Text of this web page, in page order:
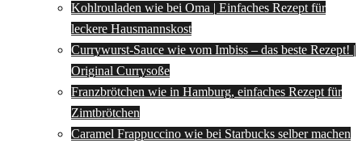
Kohlrouladen wie bei Oma | Einfaches Rezept für
leckere Hausmannskost
Currywurst-Sauce wie vom Imbiss – das beste Rezept! |
Original Currysoße
Franzbrötchen wie in Hamburg, einfaches Rezept für
Zimtbrötchen
Caramel Frappuccino wie bei Starbucks selber machen